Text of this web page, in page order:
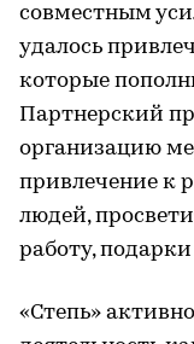
совместным
удалось
которые
Партнерский
организацию
привлечение к
людей,
работу,
«Степь»